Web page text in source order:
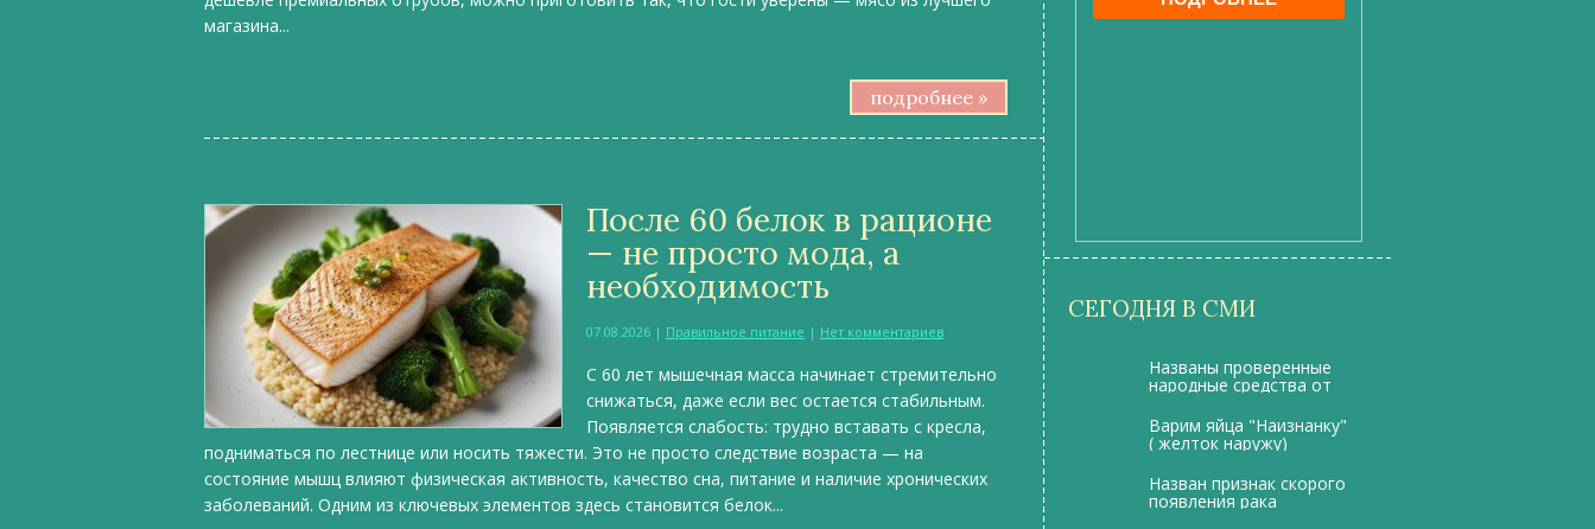
СЕГОДНЯ В СМИ
Названы проверенные
народные средства от
Варим яйца "Наизнанку"
( желток наружу)
Назван признак скорого
появления рака
магазина...
подробнее »
После 60 белок в рационе
— не просто мода, а
необходимость
07.08.2026 | Правильное питание | Нет комментариев
С 60 лет мышечная масса начинает стремительно
снижаться, даже если вес остается стабильным.
Появляется слабость: трудно вставать с кресла,
подниматься по лестнице или носить тяжести. Это не просто следствие возраста — на
состояние мышц влияют физическая активность, качество сна, питание и наличие хронических
заболеваний. Одним из ключевых элементов здесь становится белок...